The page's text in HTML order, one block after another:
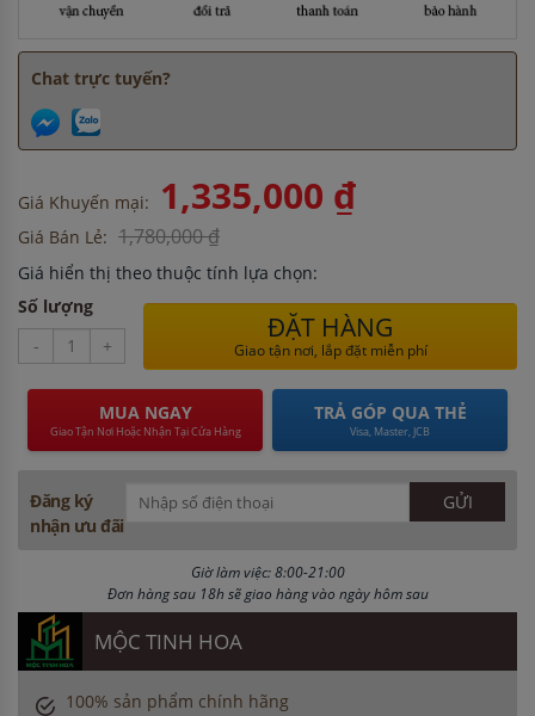
Chat trực tuyến?
Giá Khuyến mại: 1,335,000 ₫
Giá Bán Lẻ: 1,780,000 ₫
Giá hiển thị theo thuộc tính lựa chọn:
Số lượng
-
+
ĐẶT HÀNG
Giao tận nơi, lắp đặt miễn phí
MUA NGAY
Giao Tận Nơi Hoặc Nhận Tại Cửa Hàng
TRẢ GÓP QUA THẺ
Visa, Master, JCB
Đăng ký
nhận ưu đãi
Giờ làm việc: 8:00-21:00
Đơn hàng sau 18h sẽ giao hàng vào ngày hôm sau
MỘC TINH HOA
100% sản phẩm chính hãng